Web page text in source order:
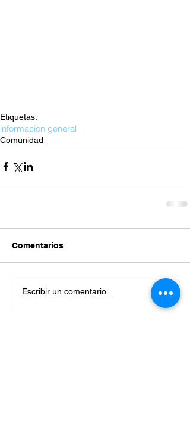
Etiquetas:
informacion general
Comunidad
Comentarios
Escribir un comentario...